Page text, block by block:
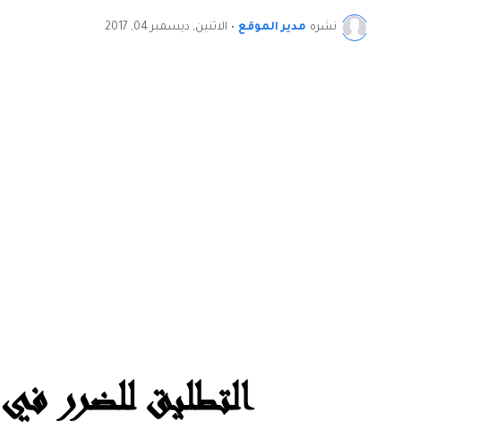
نشره مدير الموقع • الاثنين, ديسمبر 04, 2017